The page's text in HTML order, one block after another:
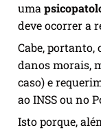
uma
deve ocorrer a
Cabe,
danos morais,
caso) e
ao INSS ou no
Isto porque,